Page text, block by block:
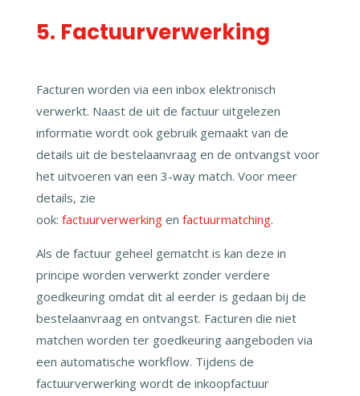
5. Factuurverwerking
Facturen worden via een inbox elektronisch
verwerkt. Naast de uit de factuur uitgelezen
informatie wordt ook gebruik gemaakt van de
details uit de bestelaanvraag en de ontvangst voor
het uitvoeren van een 3-way match. Voor meer
details, zie
ook: factuurverwerkingen factuurmatching.
Als de factuur geheel gematcht is kan deze in
principe worden verwerkt zonder verdere
goedkeuring omdat dit al eerder is gedaan bij de
bestelaanvraag en ontvangst. Facturen die niet
matchen worden ter goedkeuring aangeboden via
een automatische workflow. Tijdens de
factuurverwerking wordt de inkoopfactuur